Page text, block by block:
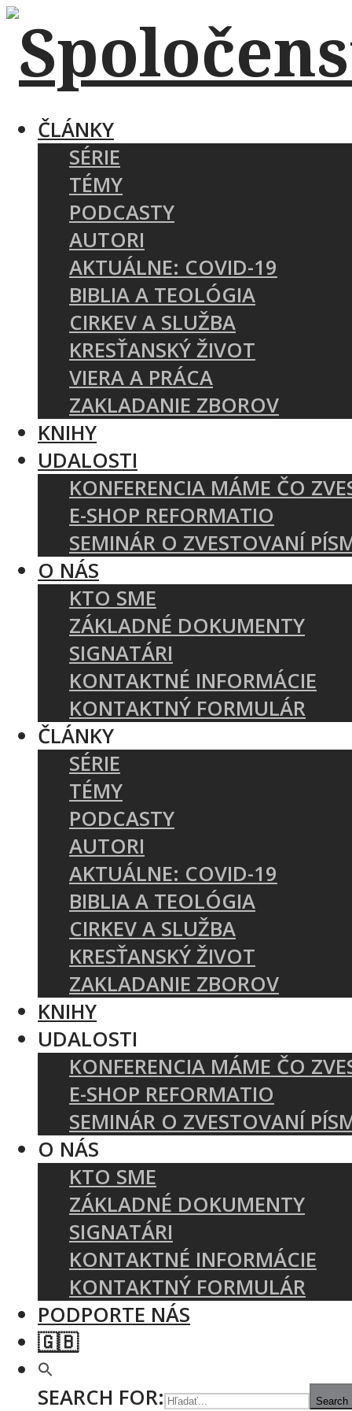
ČLÁNKY
SÉRIE
TÉMY
PODCASTY
AUTORI
AKTUÁLNE: COVID-19
BIBLIA A TEOLÓGIA
CIRKEV A SLUŽBA
KRESŤANSKÝ ŽIVOT
VIERA A PRÁCA
ZAKLADANIE ZBOROV
KNIHY
UDALOSTI
KONFERENCIA MÁME ČO
E-SHOP REFORMATIO
SEMINÁR O ZVESTOVANÍ
O NÁS
KTO SME
ZÁKLADNÉ DOKUMENTY
SIGNATÁRI
KONTAKTNÉ INFORMÁCIE
KONTAKTNÝ FORMULÁR
ČLÁNKY
SÉRIE
TÉMY
PODCASTY
AUTORI
AKTUÁLNE: COVID-19
BIBLIA A TEOLÓGIA
CIRKEV A SLUŽBA
KRESŤANSKÝ ŽIVOT
ZAKLADANIE ZBOROV
KNIHY
UDALOSTI
KONFERENCIA MÁME ČO
E-SHOP REFORMATIO
SEMINÁR O ZVESTOVANÍ
O NÁS
KTO SME
ZÁKLADNÉ DOKUMENTY
SIGNATÁRI
KONTAKTNÉ INFORMÁCIE
KONTAKTNÝ FORMULÁR
PODPORTE NÁS
🇬🇧
SEARCH FOR:
Search